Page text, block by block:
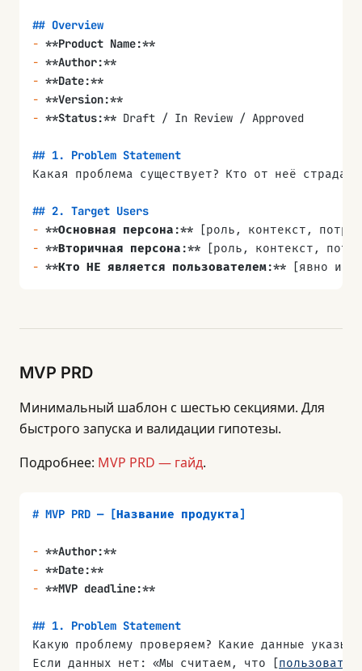
## Overview
- **Product Name:**
- **Author:**
- **Date:**
- **Version:**
- **Status:** Draft / In Review / Approved
## 1. Problem Statement
Какая проблема существует? Кто от неё
## 2. Target Users
- **Основная персона:** [роль, контекст,
- **Вторичная персона:** [роль, контекст,
- **Кто НЕ является пользователем:** [явно
| IN | OUT |
|    |     |
| Метрика | Цель | Как измеряем | Срок |
|         |      |             |      |
## 6. Assumptions & Constraints
Предположения:
Ограничения (бюджет, сроки, технологии):
## 7. Functional Requirements
### P0 — Must Have
- [ ]
MVP PRD
Минимальный шаблон с шестью секциями. Для
быстрого запуска и валидации гипотезы.
Подробнее: MVP PRD — гайд.
# MVP PRD — [Название продукта]
- **Author:**
- **Date:**
- **MVP deadline:**
## 1. Problem Statement
Какую проблему проверяем? Какие данные
Если данных нет: «Мы считаем, что [